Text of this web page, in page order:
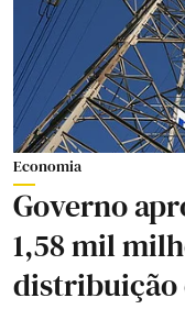
Economia
Governo
1,58 mil